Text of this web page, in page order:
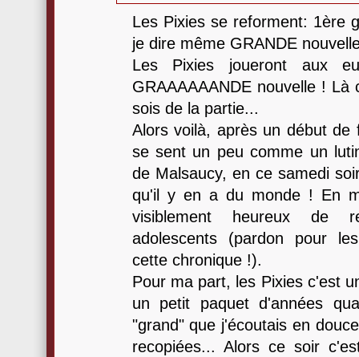
Les Pixies se reforment: 1ère
je dire même GRANDE
Les Pixies joueront aux
GRAAAAAANDE nouvelle !
sois de la partie...
Alors voilà, après un début de
se sent un peu comme un
de Malsaucy, en ce samedi
qu'il y en a du monde ! En
visiblement heureux de
adolescents (pardon pour
cette chronique !).
Pour ma part, les Pixies c'est
un petit paquet d'années
"grand" que j'écoutais en
recopiées... Alors ce soir